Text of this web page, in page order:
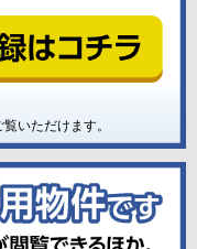
いただけます。